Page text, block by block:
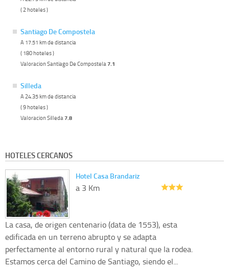
( 2 hoteles )
Santiago De Compostela
A 17.51 km de distancia
( 180 hoteles )
Valoracion Santiago De Compostela7.1
Silleda
A 24.35 km de distancia
( 9 hoteles )
Valoracion Silleda7.8
HOTELES CERCANOS
Hotel Casa Brandariz
a 3 Km
La casa, de origen centenario (data de 1553), esta
edificada en un terreno abrupto y se adapta
perfectamente al entorno rural y natural que la rodea.
Estamos cerca del Camino de Santiago, siendo el...